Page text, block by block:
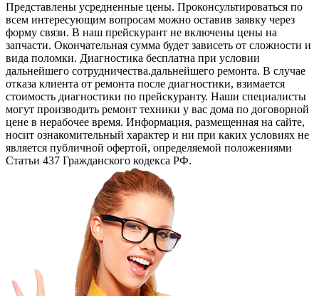
Представлены усредненные цены. Проконсультироваться по
всем интересующим вопросам можно оставив заявку через
форму связи. В наш прейскурант не включены цены на
запчасти. Окончательная сумма будет зависеть от сложности и
вида поломки. Диагностика бесплатна при условии
дальнейшего сотрудничества.дальнейшего ремонта. В случае
отказа клиента от ремонта после диагностики, взимается
стоимость диагностики по прейскуранту. Наши специалисты
могут производить ремонт техники у вас дома по договорной
цене в нерабочее время. Информация, размещенная на сайте,
носит ознакомительный характер и ни при каких условиях не
является публичной офертой, определяемой положениями
Статьи 437 Гражданского кодекса РФ.